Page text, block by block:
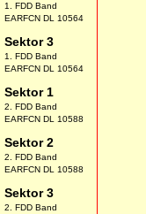
1. FDD Band
EARFCN DL 10564
Sektor 3
1. FDD Band
EARFCN DL 10564
Sektor 1
2. FDD Band
EARFCN DL 10588
Sektor 2
2. FDD Band
EARFCN DL 10588
Sektor 3
2. FDD Band